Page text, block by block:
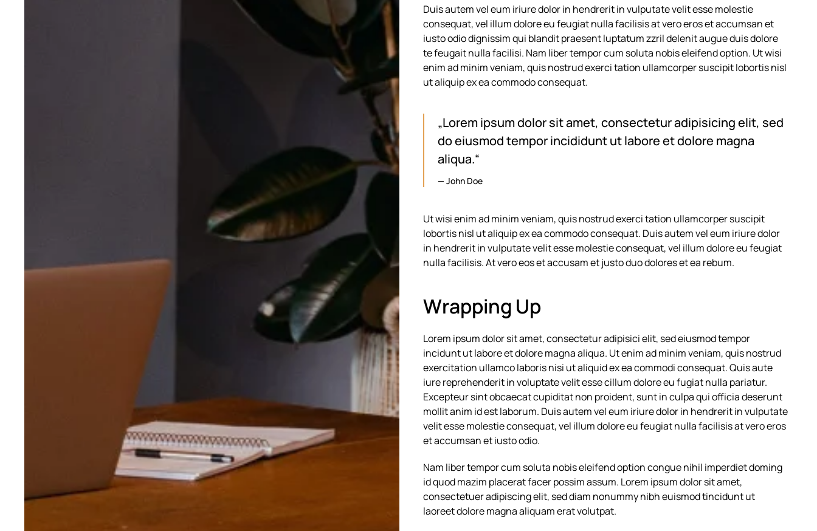
Duis autem vel eum iriure dolor in hendrerit in vulputate velit esse molestie
consequat, vel illum dolore eu feugiat nulla facilisis at vero eros et accumsan et
iusto odio dignissim qui blandit praesent luptatum zzril delenit augue duis dolore
te feugait nulla facilisi. Nam liber tempor cum soluta nobis eleifend option. Ut wisi
enim ad minim veniam, quis nostrud exerci tation ullamcorper suscipit lobortis nisl
ut aliquip ex ea commodo consequat.
„Lorem ipsum dolor sit amet, consectetur adipisicing elit, sed
do eiusmod tempor incididunt ut labore et dolore magna
aliqua.“
John Doe
Ut wisi enim ad minim veniam, quis nostrud exerci tation ullamcorper suscipit
lobortis nisl ut aliquip ex ea commodo consequat. Duis autem vel eum iriure dolor
in hendrerit in vulputate velit esse molestie consequat, vel illum dolore eu feugiat
nulla facilisis. At vero eos et accusam et justo duo dolores et ea rebum.
Wrapping Up
Lorem ipsum dolor sit amet, consectetur adipisici elit, sed eiusmod tempor
incidunt ut labore et dolore magna aliqua. Ut enim ad minim veniam, quis nostrud
exercitation ullamco laboris nisi ut aliquid ex ea commodi consequat. Quis aute
iure reprehenderit in voluptate velit esse cillum dolore eu fugiat nulla pariatur.
Excepteur sint obcaecat cupiditat non proident, sunt in culpa qui officia deserunt
mollit anim id est laborum. Duis autem vel eum iriure dolor in hendrerit in vulputate
velit esse molestie consequat, vel illum dolore eu feugiat nulla facilisis at vero eros
et accumsan et iusto odio.
Nam liber tempor cum soluta nobis eleifend option congue nihil imperdiet doming
id quod mazim placerat facer possim assum. Lorem ipsum dolor sit amet,
consectetuer adipiscing elit, sed diam nonummy nibh euismod tincidunt ut
laoreet dolore magna aliquam erat volutpat.